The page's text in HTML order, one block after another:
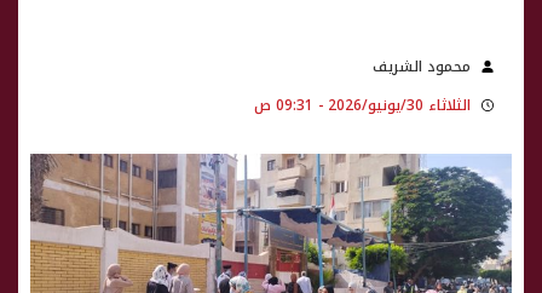
محمود الشريف
الثلاثاء 30/يونيو/2026 - 09:31 ص